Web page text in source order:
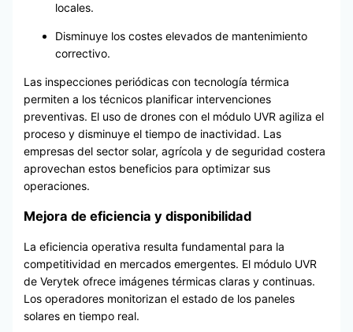
locales.
Disminuye los costes elevados de mantenimiento
correctivo.
Las inspecciones periódicas con tecnología térmica
permiten a los técnicos planificar intervenciones
preventivas. El uso de drones con el módulo UVR agiliza el
proceso y disminuye el tiempo de inactividad. Las
empresas del sector solar, agrícola y de seguridad costera
aprovechan estos beneficios para optimizar sus
operaciones.
Mejora de eficiencia y disponibilidad
La eficiencia operativa resulta fundamental para la
competitividad en mercados emergentes. El módulo UVR
de Verytek ofrece imágenes térmicas claras y continuas.
Los operadores monitorizan el estado de los paneles
solares en tiempo real.